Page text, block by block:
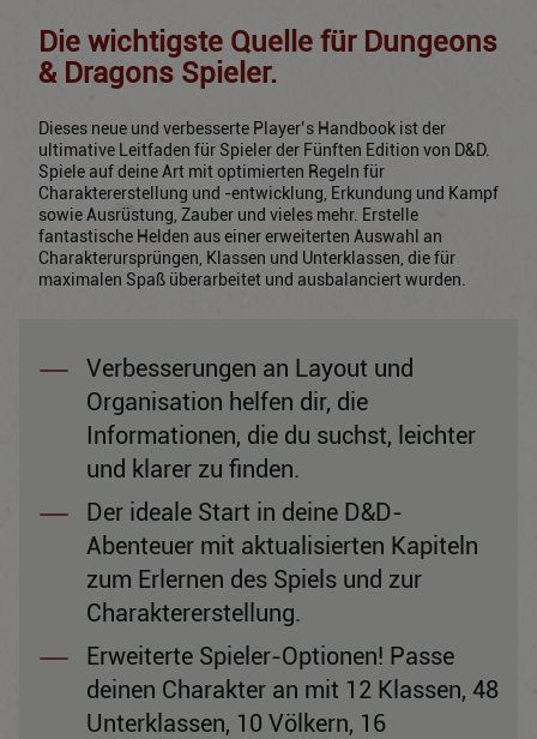
Die wichtigste Quelle für Dungeons
& Dragons Spieler.
Dieses neue und verbesserte Player’s Handbook ist der
ultimative Leitfaden für Spieler der Fünften Edition von D&D.
Spiele auf deine Art mit optimierten Regeln für
Charaktererstellung und -entwicklung, Erkundung und Kampf
sowie Ausrüstung, Zauber und vieles mehr. Erstelle
fantastische Helden aus einer erweiterten Auswahl an
Charakterursprüngen, Klassen und Unterklassen, die für
maximalen Spaß überarbeitet und ausbalanciert wurden.
Verbesserungen an Layout und
Organisation helfen dir, die
Informationen, die du suchst, leichter
und klarer zu finden.
Der ideale Start in deine D&D-
Abenteuer mit aktualisierten Kapiteln
zum Erlernen des Spiels und zur
Charaktererstellung.
Erweiterte Spieler-Optionen! Passe
deinen Charakter an mit 12 Klassen, 48
Unterklassen, 10 Völkern, 16